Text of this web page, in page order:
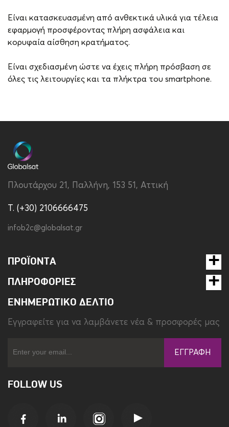
Είναι κατασκευασμένη από ανθεκτικά υλικά για τέλεια
εφαρμογή προσφέροντας πλήρη ασφάλεια και
κορυφαία αίσθηση κρατήματος.
Είναι σχεδιασμένη ώστε να έχεις πλήρη πρόσβαση σε
όλες τις λειτουργίες και τα πλήκτρα του smartphone.
Συμβατότητα Redmi Note 13 5G
Τύπος
Πλουτάρχου 21, Παλλήνη, 153 51, Αττική
T. (+30) 2106666475
infob2c@globalsat.gr
ΠΡΟΪΌΝΤΑ
ΠΛΗΡΟΦΟΡΊΕΣ
ΕΝΗΜΕΡΩΤΙΚΌ ΔΕΛΤΊΟ
Eγγραφείτε για να λαμβάνετε νέα & προσφορές μας
ΕΓΓΡΑΦΉ
FOLLOW US